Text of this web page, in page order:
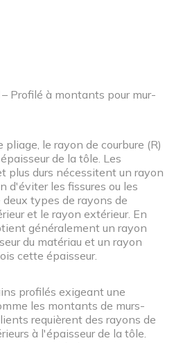
Profilé à montants pour mur-
le rayon de courbure (R)
de la tôle. Les
plus durs nécessitent un rayon
d'éviter les fissures ou les
types de rayons de
et le rayon extérieur. En
généralement un rayon
du matériau et un rayon
cette épaisseur.
profilés exigeant une
les montants de murs-
requièrent des rayons de
à l'épaisseur de la tôle.